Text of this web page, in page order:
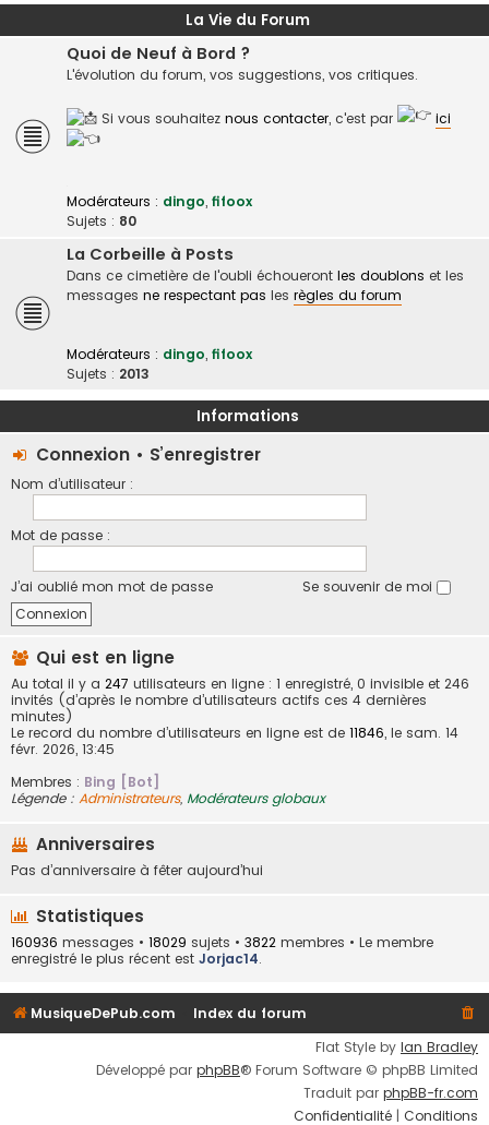
La Vie du Forum
Quoi de Neuf à Bord ?
L'évolution du forum, vos suggestions, vos critiques.
Si vous souhaitez nous contacter, c'est par ici
Modérateurs : dingo, fifoox
Sujets : 80
La Corbeille à Posts
Dans ce cimetière de l'oubli échoueront les doublons et les
messages ne respectant pas les règles du forum
Modérateurs : dingo, fifoox
Sujets : 2013
Informations
Connexion • S’enregistrer
Nom d’utilisateur :
Mot de passe :
J’ai oublié mon mot de passe Se souvenir de moi
Qui est en ligne
Au total il y a 247 utilisateurs en ligne : 1 enregistré, 0 invisible et 246
invités (d’après le nombre d’utilisateurs actifs ces 4 dernières
minutes)
Le record du nombre d’utilisateurs en ligne est de 11846, le sam. 14
févr. 2026, 13:45
Membres : Bing [Bot]
Légende : Administrateurs, Modérateurs globaux
Anniversaires
Pas d’anniversaire à fêter aujourd’hui
Statistiques
160936 messages • 18029 sujets • 3822 membres • Le membre
enregistré le plus récent est Jorjac14.
MusiqueDePub.com
Index du forum
Flat Style by Ian Bradley
Développé par phpBB® Forum Software © phpBB Limited
Traduit par phpBB-fr.com
Confidentialité | Conditions